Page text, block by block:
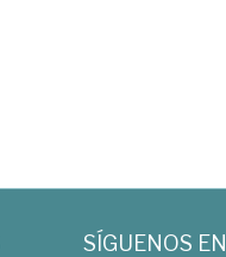
SÍGUENOS EN